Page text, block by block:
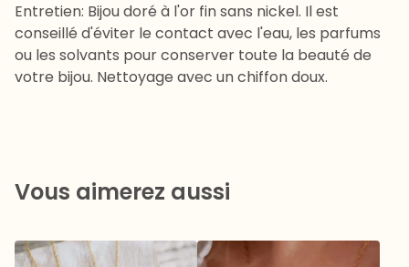
Entretien: Bijou doré à l'or fin sans nickel. Il est
conseillé d'éviter le contact avec l'eau, les parfums
ou les solvants pour conserver toute la beauté de
votre bijou. Nettoyage avec un chiffon doux.
Vous aimerez aussi